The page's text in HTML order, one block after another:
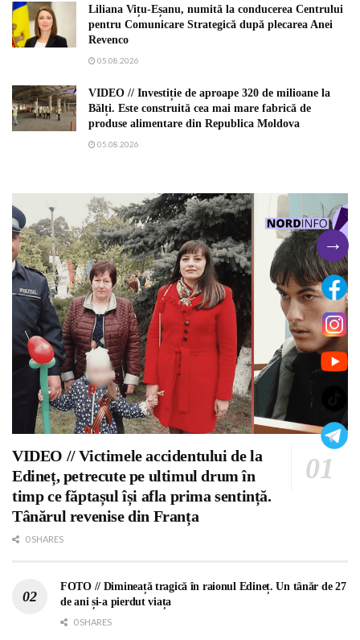
Liliana Vițu-Eșanu, numită la conducerea Centrului
pentru Comunicare Strategică după plecarea Anei
Revenco
05.08.2026
VIDEO // Investiție de aproape 320 de milioane la
Bălți. Este construită cea mai mare fabrică de
produse alimentare din Republica Moldova
05.08.2026
VIDEO // Victimele accidentului de la
Edineț, petrecute pe ultimul drum în
timp ce făptașul își afla prima sentință.
Tânărul revenise din Franța
0 SHARES
FOTO // Dimineață tragică în raionul Edineț. Un tânăr de 27
de ani și-a pierdut viața
0 SHARES
→